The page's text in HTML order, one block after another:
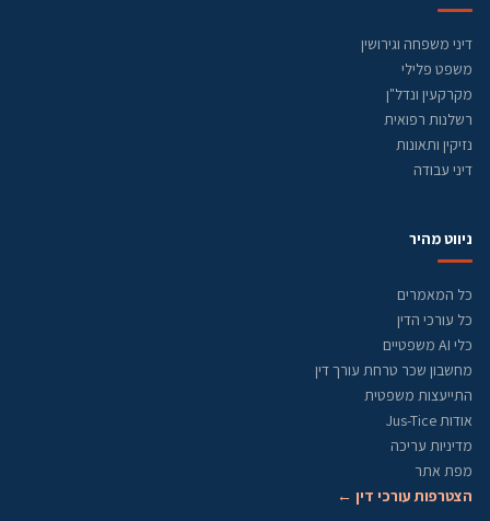
דיני משפחה וגירושין
משפט פלילי
מקרקעין ונדל"ן
רשלנות רפואית
נזיקין ותאונות
דיני עבודה
ניווט מהיר
כל המאמרים
כל עורכי הדין
כלי AI משפטיים
מחשבון שכר טרחת עורך דין
התייעצות משפטית
אודות Jus-Tice
מדיניות עריכה
מפת אתר
הצטרפות עורכי דין ←